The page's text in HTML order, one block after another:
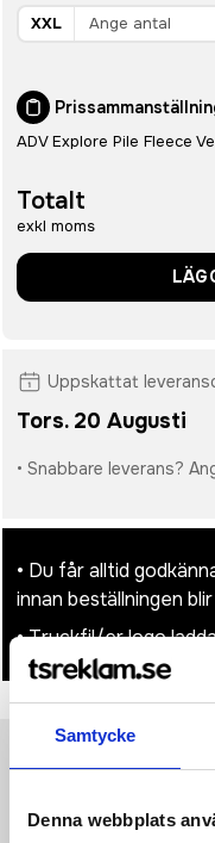
Samtycke
Denna webbplats
XXL
ADV Explore Pile Fleece
Totalt
exkl moms
Uppskattat
Tors. 20 Augusti
• Snabbare leverans?
• Du får alltid
innan beställningen
• Tryckfil/er logo